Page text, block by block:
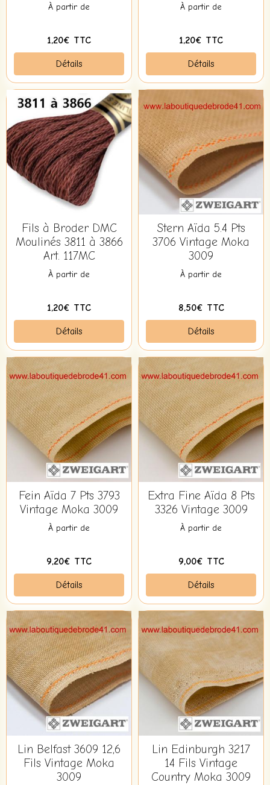
À partir de
1,20€ TTC
Détails
À partir de
1,20€ TTC
Détails
Fils à Broder DMC
Moulinés 3811 à 3866
Art. 117MC
À partir de
1,20€ TTC
Détails
Stern Aïda 5.4 Pts
3706 Vintage Moka
3009
À partir de
8,50€ TTC
Détails
Fein Aïda 7 Pts 3793
Vintage Moka 3009
À partir de
9,20€ TTC
Détails
Extra Fine Aïda 8 Pts
3326 Vintage 3009
À partir de
9,00€ TTC
Détails
Lin Belfast 3609 12,6
Fils Vintage Moka
3009
Lin Edinburgh 3217
14 Fils Vintage
Country Moka 3009